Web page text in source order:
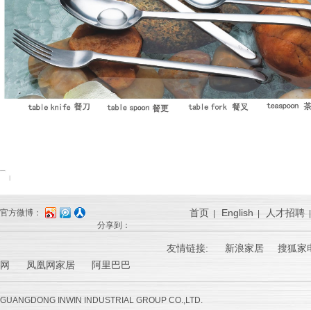
官方微博：
分享到：
首页 | English | 人才招聘
友情链接: 新浪家居 搜狐家
网 凤凰网家居 阿里巴巴
GUANGDONG INWIN INDUSTRIAL GROUP CO.,LTD.